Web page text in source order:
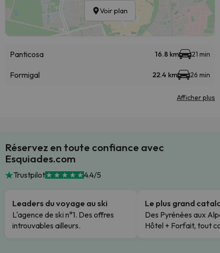
Voir plan
Panticosa 16.8 km 21 min
Formigal 22.4 km 26 min
Afficher plus
Réservez en toute confiance avec
Esquiades.com
Trustpilot 4.4/5
Leaders du voyage au ski
L'agence de ski n°1. Des offres
introuvables ailleurs.
Le plus grand
Des Pyrénées aux
Hôtel + Forfait, tout